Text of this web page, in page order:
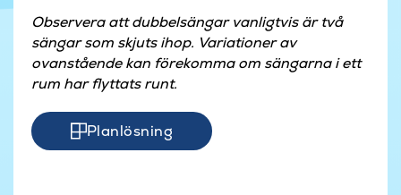
Observera att dubbelsängar vanligtvis är två
sängar som skjuts ihop. Variationer av
ovanstående kan förekomma om sängarna i ett
rum har flyttats runt.
Planlösning